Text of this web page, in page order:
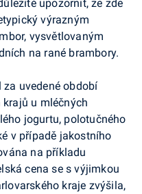
upozornit, že zde
výrazným
vysvětlovaným
na rané brambory.
uvedené období
u mléčných
jogurtu, polotučného
v případě jakostního
na příkladu
cena se s výjimkou
kraje zvýšila,